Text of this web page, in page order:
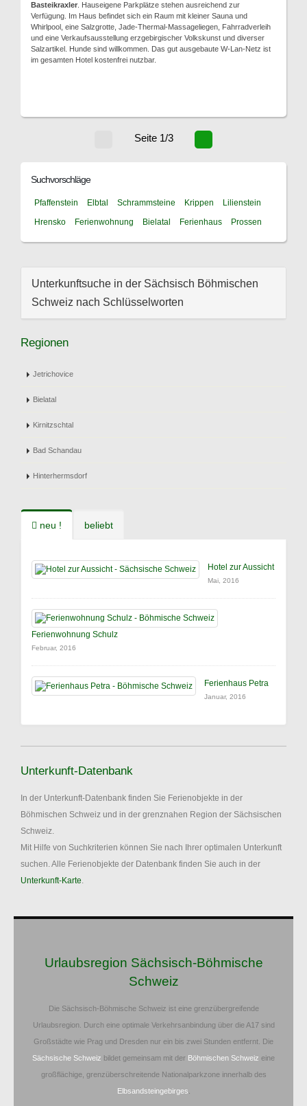
Basteikraxler . Hauseigene Parkplätze stehen ausreichend zur
Verfügung. Im Haus befindet sich ein Raum mit kleiner Sauna und
Whirlpool, eine Salzgrotte, Jade-Thermal-Massageliegen, Fahrradverleih
und eine Verkaufsausstellung erzgebirgischer Volkskunst und diverser
Salzartikel. Hunde sind willkommen. Das gut ausgebaute W-Lan-Netz ist
im gesamten Hotel kostenfrei nutzbar.
Seite 1/3
Suchvorschläge
Pfaffenstein Elbtal Schrammsteine Krippen
Lilienstein
Hrensko
Ferienwohnung Bielatal Ferienhaus Prossen
Unterkunftsuche in der Sächsisch Böhmischen
Schweiz nach Schlüsselworten
Regionen
Jetrichovice
Bielatal
Kirnitzschtal
Bad Schandau
Hinterhermsdorf
neu ! beliebt
Hotel zur Aussicht
Mai, 2016
Ferienwohnung Schulz
Februar, 2016
Ferienhaus Petra
Januar, 2016
Unterkunft-Datenbank
In der Unterkunft-Datenbank finden Sie Ferienobjekte in der
Böhmischen Schweiz und in der grenznahen Region der Sächsischen
Schweiz.
Mit Hilfe von Suchkriterien können Sie nach Ihrer optimalen Unterkunft
suchen. Alle Ferienobjekte der Datenbank finden Sie auch in der
Unterkunft-Karte.
Urlaubsregion Sächsisch-Böhmische
Schweiz
Die Sächsisch-Böhmische Schweiz ist eine grenzübergreifende
Urlaubsregion. Durch eine optimale Verkehrsanbindung über die A17 sind
Großstädte wie Prag und Dresden nur ein bis zwei Stunden entfernt. Die
Sächsische Schweiz bildet gemeinsam mit der Böhmischen Schweiz eine
großflächige, grenzüberschreitende Nationalparkzone innerhalb des
Elbsandsteingebirges